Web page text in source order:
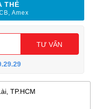
THẺ
Amex
TƯ VẤN
TP.HCM